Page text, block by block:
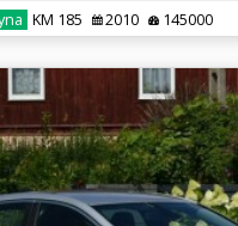
KM 185 2010 145000